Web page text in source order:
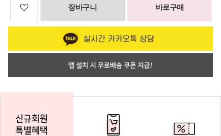
장바구니 바로구매